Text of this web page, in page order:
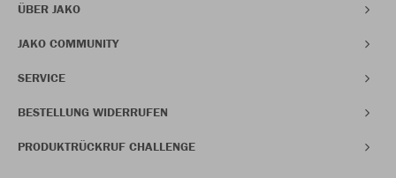
ÜBER JAKO
JAKO COMMUNITY
SERVICE
BESTELLUNG WIDERRUFEN
PRODUKTRÜCKRUF CHALLENGE